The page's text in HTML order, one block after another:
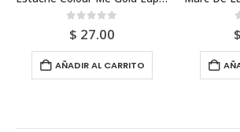
AL CARRITO AÑADIR AL CARRITO